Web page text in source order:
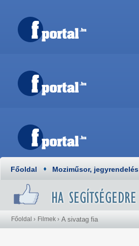
Főoldal Moziműsor, jegyrendelés
Főoldal › Filmek › A sivatag fia